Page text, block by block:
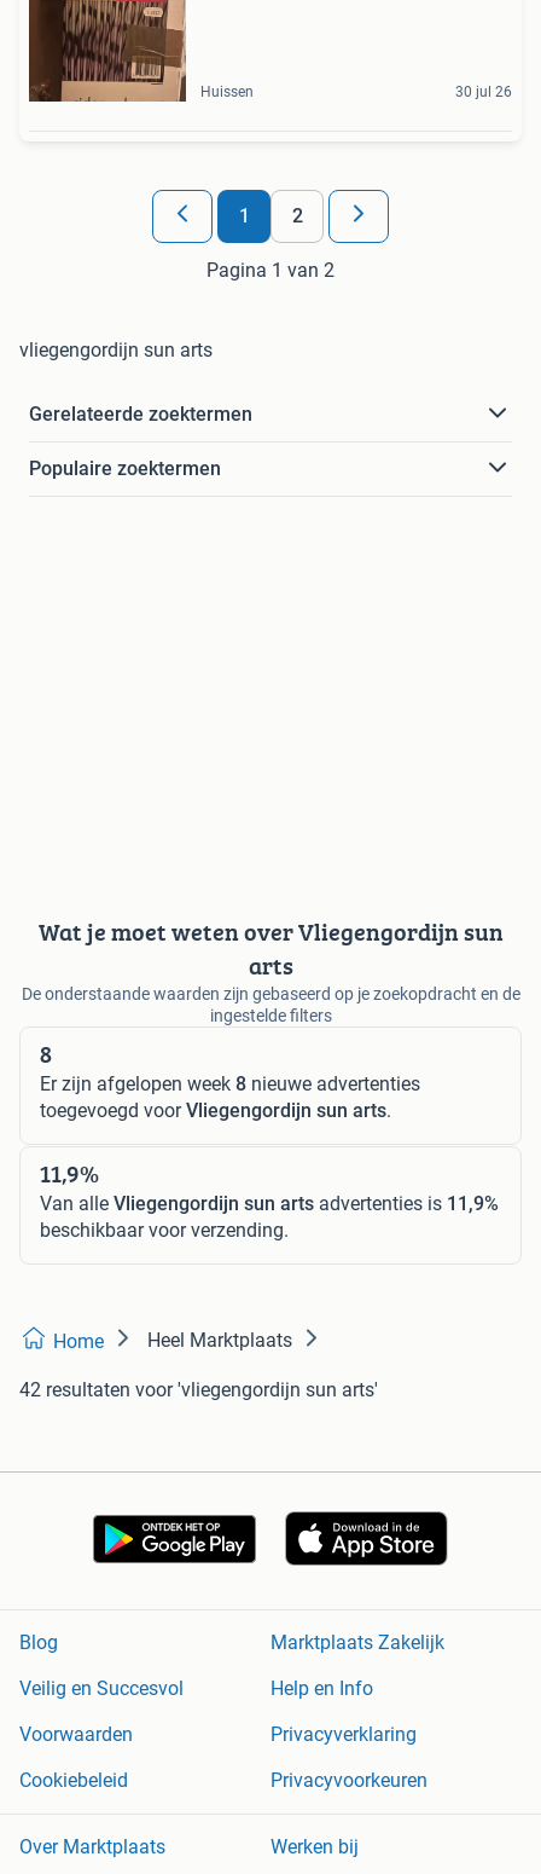
Huissen 30 jul 26
1 2
Pagina 1 van 2
vliegengordijn sun arts
Gerelateerde zoektermen
Populaire zoektermen
Wat je moet weten over Vliegengordijn sun
arts
De onderstaande waarden zijn gebaseerd op je zoekopdracht en de
ingestelde filters
8
Er zijn afgelopen week 8 nieuwe advertenties
toegevoegd voorVliegengordijn sun arts.
11,9%
Van alle Vliegengordijn sun arts advertenties is 11,9%
beschikbaar voor verzending.
Home Heel Marktplaats
42 resultaten voor 'vliegengordijn sun arts'
Blog
Marktplaats Zakelijk
Veilig en Succesvol
Help en Info
Voorwaarden
Privacyverklaring
Cookiebeleid
Privacyvoorkeuren
Over Marktplaats Werken bij